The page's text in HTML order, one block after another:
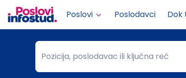
Poslovi Poslodavci Dok
Pozicija, poslodavac ili ključna reč
Pozicija, poslodavac ili ključna reč